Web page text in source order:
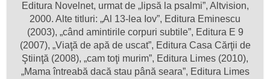
Editura Novelnet, urmat de „lipsă la psalmi”, Altvision,
2000. Alte titluri: „Al 13-lea Iov”, Editura Eminescu
(2003), „când amintirile corpuri subtile”, Editura E 9
(2007), „Viaţă de apă de uscat”, Editura Casa Cărţii de
Ştiinţă (2008), „cam toţi murim”, Editura Limes (2010),
„Mama întreabă dacă stau până seara”, Editura Limes